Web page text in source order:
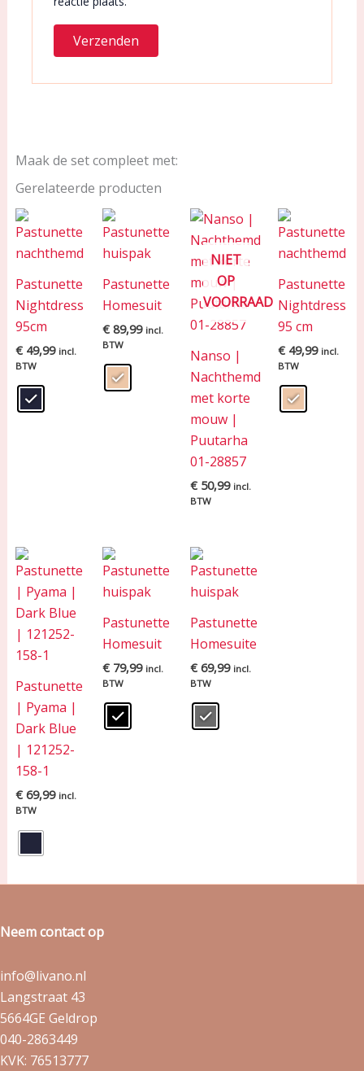
Maak de set compleet met:
Gerelateerde producten
Pastunette
Nightdress
95cm
€49,99 incl.
BTW
Pastunette
Homesuit
€ 89,99 incl.
BTW
NIET
OP
VOORRAAD
Nanso |
Nachthemd
met korte
mouw |
Puutarha
01-28857
€ 50,99 incl.
BTW
Pastunette
Nightdress
95 cm
€49,99 incl.
BTW
Pastunette
| Pyama |
Dark Blue
| 121252-
158-1
€69,99 incl.
BTW
Pastunette
Homesuit
€ 79,99 incl.
BTW
Pastunette
Homesuite
€ 69,99 incl.
BTW
Neem contact op
info@livano.nl
Langstraat 43
5664GE Geldrop
040-2863449
KVK: 76513777